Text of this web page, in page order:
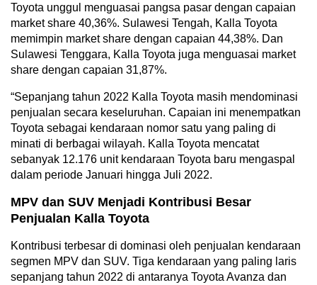
Toyota unggul menguasai pangsa pasar dengan capaian
market share 40,36%. Sulawesi Tengah, Kalla Toyota
memimpin market share dengan capaian 44,38%. Dan
Sulawesi Tenggara, Kalla Toyota juga menguasai market
share dengan capaian 31,87%.
“Sepanjang tahun 2022 Kalla Toyota masih mendominasi
penjualan secara keseluruhan. Capaian ini menempatkan
Toyota sebagai kendaraan nomor satu yang paling di
minati di berbagai wilayah. Kalla Toyota mencatat
sebanyak 12.176 unit kendaraan Toyota baru mengaspal
dalam periode Januari hingga Juli 2022.
MPV dan SUV Menjadi Kontribusi Besar
Penjualan Kalla Toyota
Kontribusi terbesar di dominasi oleh penjualan kendaraan
segmen MPV dan SUV. Tiga kendaraan yang paling laris
sepanjang tahun 2022 di antaranya Toyota Avanza dan